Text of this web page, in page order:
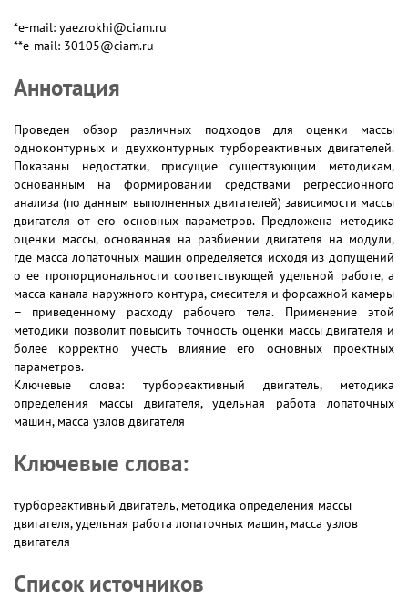
*e-mail: yaezrokhi@ciam.ru
**e-mail: 30105@ciam.ru
Аннотация
Проведен обзор различных подходов для оценки массы
одноконтурных и двухконтурных турбореактивных двигателей.
Показаны недостатки, присущие существующим методикам,
основанным на формировании средствами регрессионного
анализа (по данным выполненных двигателей) зависимости массы
двигателя от его основных параметров. Предложена методика
оценки массы, основанная на разбиении двигателя на модули,
где масса лопаточных машин определяется исходя из допущений
о ее пропорциональности соответствующей удельной работе, а
масса канала наружного контура, смесителя и форсажной камеры
– приведенному расходу рабочего тела. Применение этой
методики позволит повысить точность оценки массы двигателя и
более корректно учесть влияние его основных проектных
параметров.
Ключевые слова: турбореактивный двигатель, методика
определения массы двигателя, удельная работа лопаточных
машин, масса узлов двигателя
Ключевые слова:
турбореактивный двигатель, методика определения массы
двигателя, удельная работа лопаточных машин, масса узлов
двигателя
Список источников